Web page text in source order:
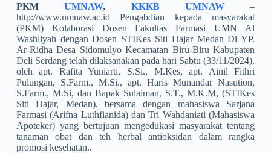
PKMUMNAW, KKKB UMNAW–
http://www.umnaw.ac.id Pengabdian kepada masyarakat
(PKM) Kolaborasi Dosen Fakultas Farmasi UMN Al
Washliyah dengan Dosen STIKes Siti Hajar Medan Di YP.
Ar-Ridha Desa Sidomulyo Kecamatan Biru-Biru Kabupaten
Deli Serdang telah dilaksanakan pada hari Sabtu (33/11/2024),
oleh apt. Rafita Yuniarti, S.Si., M.Kes, apt. Ainil Fithri
Pulungan, S.Farm., M.Si., apt. Haris Munandar Nasution,
S.Farm., M.Si, dan Bapak Sulaiman, S.T., M.K.M, (STIKes
Siti Hajar, Medan), bersama dengan mahasiswa Sarjana
Farmasi (Arifna Luthfianida) dan Tri Wahdaniati (Mahasiswa
Apoteker) yang bertujuan mengedukasi masyarakat tentang
tanaman obat dan teh herbal antioksidan dalam rangka
promosi kesehatan..